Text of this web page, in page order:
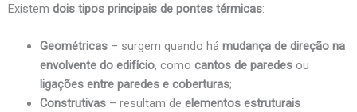
Existem dois tipos principais de pontes térmicas:
Geométricas – surgem quando há mudança de direção na
envolvente do edifício, como cantos de paredes ou
ligações entre paredes e coberturas;
Construtivas – resultam de elementos estruturais